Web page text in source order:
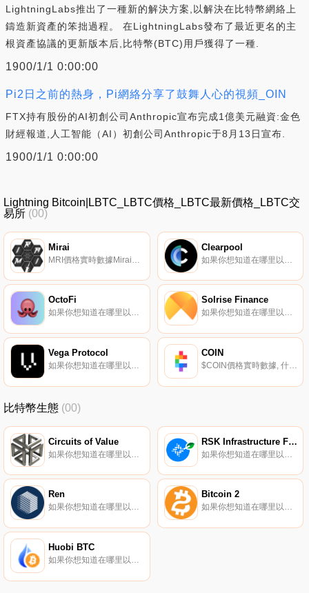
LightningLabs推出了一種新的解決方案,以解決在比特幣網絡上
鑄造新資產的笨拙過程。 在LightningLabs發布了最近更名的主
根資產協議的更新版本后,比特幣(BTC)用戶獲得了一種.
1900/1/1 0:00:00
Pi2日之前的熱身，Pi網絡分享了鼓舞人心的視頻_OIN
FTX持有股份的AI初創公司Anthropic宣布完成1億美元融資:金色
財經報道,人工智能（AI）初創公司Anthropic于8月13日宣布.
1900/1/1 0:00:00
Lightning Bitcoin|LBTC_LBTC價格_LBTC最新價格_LBTC交
易所 (00)
Mirai Clearpool
OctoFi
如果你想知道在哪里以當前價格購買OctoFi,目前交易{OctoFi]股票的頂級加密貨幣交易所是CoinW、Gate.io、Uniswap（V3）和Indodax。您可以在我們的加密貨幣交易所頁面上找到其他列表.
Solrise Finance
如果你想知道在哪里以當前價格購買Solrise Finance,目前交易{Solrise Finance]股票的頂級加密貨幣交易所是Gate.io和HotSLRSt。您可以在我們的加密貨幣交易所頁面上找到其他列表.
Vega Protocol
如果你想知道在哪里以當前價格購買Vega Protocol,目前交易{Vega Protocol]股票的頂級加密貨幣交易所是LBank、KuCoin、Gate.io、BitForex和BTSE。您可以在我們的加密貨幣交易所頁面上找到其他列表.
COIN
$COIN價格實時數據, 什么是硬幣（$COIN）？Coin是一個數字去中心化網絡,由協議、智能合約、去中心化應用程序（dApp）和服務組成,有助于促進互聯網上的價值轉移。Coin創建了一個由去中心化解決方案組成的開放式金融系統,使消費者能夠自由輕松地執行金融交易.
比特幣生態 (00)
Circuits of Value RSK Infrastructure Framework
Ren
如果你想知道在哪里以當前價格購買Ren,目前交易{Ren]股票的頂級加密貨幣交易所是Binance、OKX、Deepcoin、Bitrue和CoinW。您可以在我們的加密貨幣交易所頁面上找到其他列表.
Bitcoin 2
如果你想知道在哪里以當前價格購買Bitcoin 2,目前交易{Bitcoin 2]股票的頂級加密貨幣交易所是XT.COM和StakeCube。您可以在我們的加密貨幣交易所頁面上找到其他列表.
Huobi BTC
如果你想知道在哪里以當前價格購買HuoHBTC BTC,目前交易{HuoHBTC BTC]股票的頂級加密貨幣交易所是FMFW.io、MDEX、DeFi Swap和MakiSwap。您可以在我們的加密貨幣交易所頁面上找到其他列表.